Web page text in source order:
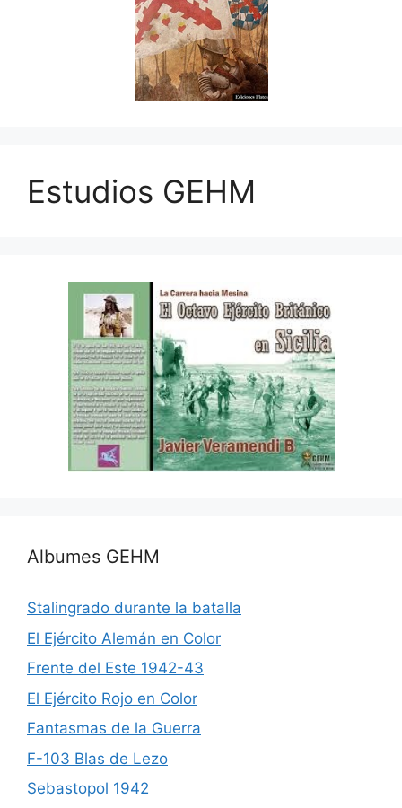
Estudios GEHM
Albumes GEHM
Stalingrado durante la batalla
El Ejército Alemán en Color
Frente del Este 1942-43
El Ejército Rojo en Color
Fantasmas de la Guerra
F-103 Blas de Lezo
Sebastopol 1942